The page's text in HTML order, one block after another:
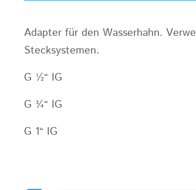
Adapter für den Wasserhahn.
Stecksystemen.
G ½“ IG
G ¾“ IG
G 1“ IG